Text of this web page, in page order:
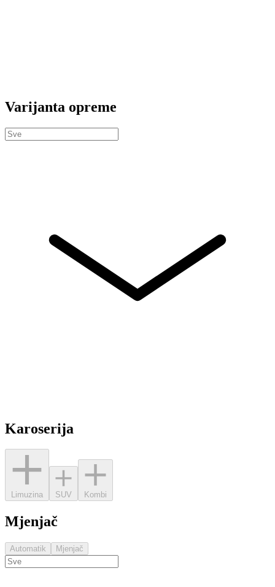
Varijanta opreme
Karoserija
Limuzina SUV Kombi
Mjenjač
Automatik Mjenjač